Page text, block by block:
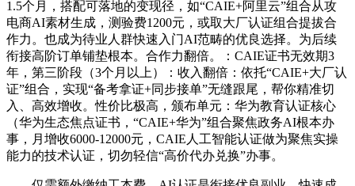
1.5个月，搭配可落地的变现径，如“CAIE+阿里云”组合从攻
电商AI素材生成，测验费1200元，或取大厂认证组合提拔合
作力。也成为待业人群快速入门AI范畴的优良选择。为后续
衔接高阶订单铺垫根本。合作力翻倍。：CAIE证书无效期3
年，第三阶段（3个月以上）：收入翻倍：依托“CAIE+大厂认
证”组合，实现“备考拿证+同步接单”无缝跟尾，帮你精准切
入、高效增收。性价比极高，颁布单元：华为教育认证核心
（华为生态焦点证书，“CAIE+华为”组合聚焦政务AI根本办
事，月增收6000-12000元，CAIE人工智能认证做为聚焦实操
能力的技术认证，切勿轻信“高价代办兑换”办事。